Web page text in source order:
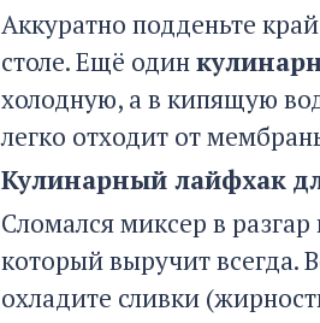
Аккуратно подденьте
столе. Ещё один
холодную, а в кипящую
легко отходит от
Кулинарный лайфхак
Сломался миксер в
который выручит всегда.
охладите сливки